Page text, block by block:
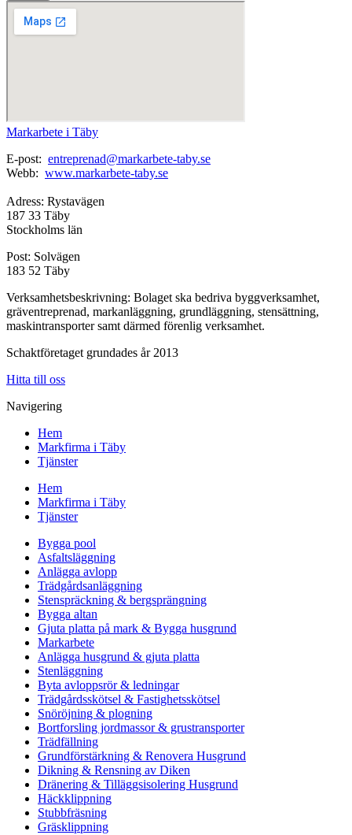
Markarbete i Täby
E-post: entreprenad@markarbete-taby.se
Webb: www.markarbete-taby.se
Adress: Rystavägen
187 33 Täby
Stockholms län
Post: Solvägen
183 52 Täby
Verksamhetsbeskrivning: Bolaget ska bedriva byggverksamhet,
gräventreprenad, markanläggning, grundläggning, stensättning,
maskintransporter samt därmed förenlig verksamhet.
Schaktföretaget grundades år 2013
Hitta till oss
Navigering
Hem
Markfirma i Täby
Tjänster
Hem
Markfirma i Täby
Tjänster
Bygga pool
Asfaltsläggning
Anlägga avlopp
Trädgårdsanläggning
Stenspräckning & bergsprängning
Bygga altan
Gjuta platta på mark & Bygga husgrund
Markarbete
Anlägga husgrund & gjuta platta
Stenläggning
Byta avloppsrör & ledningar
Trädgårdsskötsel & Fastighetsskötsel
Snöröjning & plogning
Bortforsling jordmassor & grustransporter
Trädfällning
Grundförstärkning & Renovera Husgrund
Dikning & Rensning av Diken
Dränering & Tilläggsisolering Husgrund
Häckklippning
Stubbfräsning
Gräsklippning